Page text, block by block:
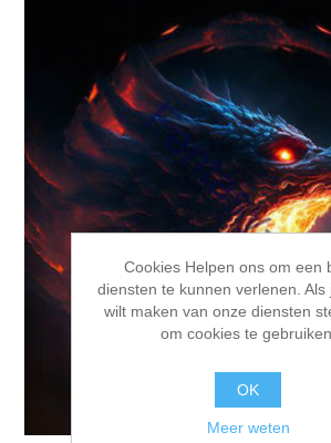
Cookies Helpen ons om een
diensten te kunnen verlenen. Als
wilt maken van onze diensten
om cookies te gebruiken.
OK
Meer weten